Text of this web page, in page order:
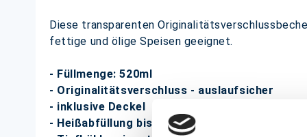
Diese transparenten
fettige und ölige Speisen geeignet.
- Füllmenge: 520ml
- Originalitätsverschluss - auslaufsicher
- inklusive Deckel
- Heißabfüllung bis +85°C